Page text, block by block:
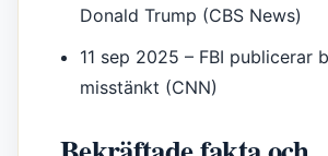
Donald Trump (CBS News)
11 sep 2025 – FBI publicerar
misstänkt (CNN)